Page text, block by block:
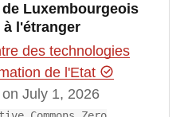
Luxembourgeois
à l'étranger
des technologies
de l'Etat
July 1, 2026